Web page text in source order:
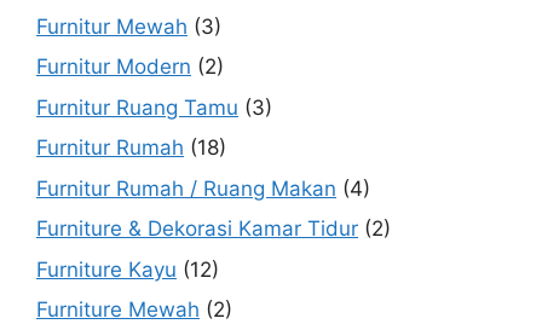
Furnitur Mewah (3)
Furnitur Modern (2)
Furnitur Ruang Tamu (3)
Furnitur Rumah (18)
Furnitur Rumah / Ruang Makan (4)
Furniture & Dekorasi Kamar Tidur (2)
Furniture Kayu (12)
Furniture Mewah (2)